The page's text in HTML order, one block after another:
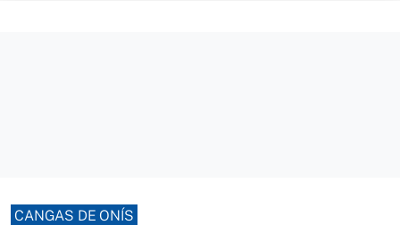
CANGAS DE ONÍS